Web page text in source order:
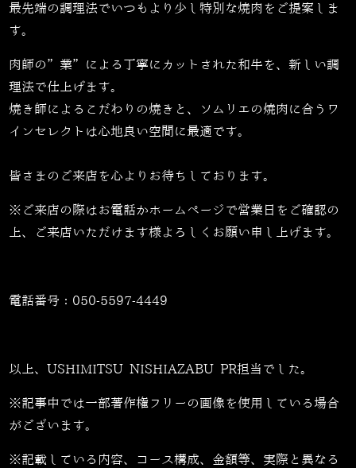
最先端の調理法でいつもより少し特別な焼肉をご提案しま
す。
肉師の”業”による丁寧にカットされた和牛を、新しい調
理法で仕上げます。
焼き師によるこだわりの焼きと、ソムリエの焼肉に合うワ
インセレクトは心地良い空間に最適です。
皆さまのご来店を心よりお待ちしております。
※ご来店の際はお電話かホームページで営業日をご確認の
上、ご来店いただけます様よろしくお願い申し上げます。
電話番号： 050-5597-4449
以上、USHIMITSU NISHIAZABU PR担当でした。
※記事中では一部著作権フリーの画像を使用している場合
がございます。
※記載している内容、コース構成、金額等、実際と異なる